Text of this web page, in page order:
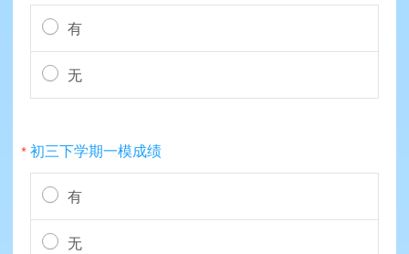
有
无
*初三下学期一模成绩
有
无